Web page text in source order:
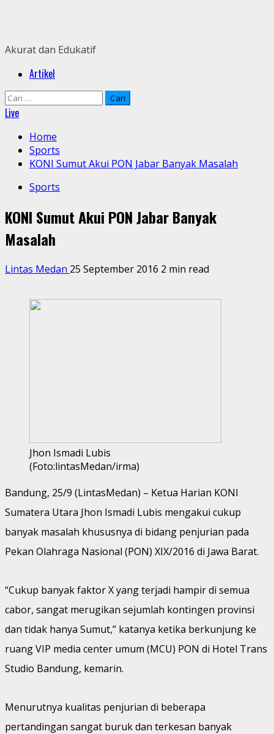
Akurat dan Edukatif
PrimaryArtikel
Cari
untuk:
Live
Home
Sports
KONI Sumut Akui PON Jabar Banyak Masalah
Sports
KONI Sumut Akui PON Jabar Banyak
Masalah
Lintas Medan 25 September 2016 2 min read
Jhon Ismadi Lubis
(Foto:lintasMedan/irma)
Bandung, 25/9 (LintasMedan) – Ketua Harian KONI
Sumatera Utara Jhon Ismadi Lubis mengakui cukup
banyak masalah khususnya di bidang penjurian pada
Pekan Olahraga Nasional (PON) XIX/2016 di Jawa Barat.
“Cukup banyak faktor X yang terjadi hampir di semua
cabor, sangat merugikan sejumlah kontingen provinsi
dan tidak hanya Sumut,” katanya ketika berkunjung ke
ruang VIP media center umum (MCU) PON di Hotel Trans
Studio Bandung, kemarin.
Menurutnya kualitas penjurian di beberapa
pertandingan sangat buruk dan terkesan banyak